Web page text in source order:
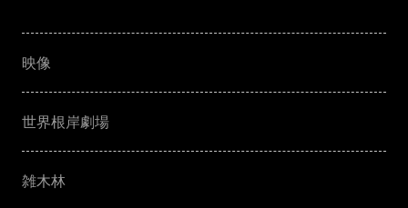
映像
世界根岸劇場
雑木林